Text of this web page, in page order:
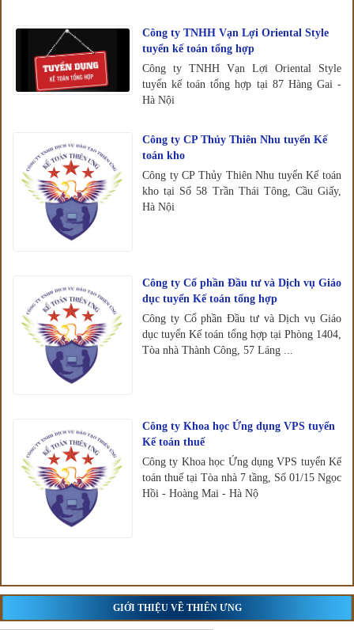
Công ty TNHH Vạn Lợi Oriental Style
tuyển kế toán tổng hợp
Công ty TNHH Vạn Lợi Oriental Style
tuyển kế toán tổng hợp tại 87 Hàng Gai -
Hà Nội
Công ty CP Thủy Thiên Nhu tuyển Kế
toán kho
Công ty CP Thủy Thiên Nhu tuyển Kế toán
kho tại Số 58 Trần Thái Tông, Cầu Giấy,
Hà Nội
Công ty Cổ phần Đầu tư và Dịch vụ Giáo
dục tuyển Kế toán tổng hợp
Công ty Cổ phần Đầu tư và Dịch vụ Giáo
dục tuyển Kế toán tổng hợp tại Phòng 1404,
Tòa nhà Thành Công, 57 Láng ...
Công ty Khoa học Ứng dụng VPS tuyển
Kế toán thuế
Công ty Khoa học Ứng dụng VPS tuyển Kế
toán thuế tại Tòa nhà 7 tầng, Số 01/15 Ngọc
Hồi - Hoàng Mai - Hà Nộ
GIỚI THIỆU VỀ THIÊN ƯNG